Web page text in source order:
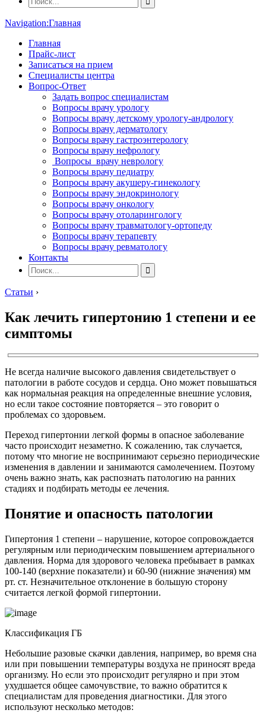
Navigation:Главная
Главная
Прайс-лист
Записаться на прием
Специалисты центра
Вопрос-Ответ
Задать вопрос специалистам
Вопросы врачу урологу
Вопросы врачу детскому урологу-андрологу
Вопросы врачу дерматологу
Вопросы врачу гастроэнтерологу
Вопросы врачу нефрологу
Вопросы врачу неврологу
Вопросы врачу педиатру
Вопросы врачу акушеру-гинекологу
Вопросы врачу эндокринологу
Вопросы врачу онкологу
Вопросы врачу отоларингологу
Вопросы врачу травматологу-ортопеду
Вопросы врачу терапевту
Вопросы врачу ревматологу
Контакты
Статьи ›
Как лечить гипертонию 1 степени и ее
симптомы
Не всегда наличие высокого давления свидетельствует о
патологии в работе сосудов и сердца. Оно может повышаться
как нормальная реакция на определенные внешние условия,
но если такое состояние повторяется – это говорит о
проблемах со здоровьем.
Переход гипертонии легкой формы в опасное заболевание
часто происходит незаметно. К сожалению, так случается,
потому что многие не воспринимают серьезно периодические
изменения в давлении и занимаются самолечением. Поэтому
очень важно знать, как распознать патологию на ранних
стадиях и подбирать методы ее лечения.
Понятие и опасность патологии
Гипертония 1 степени – нарушение, которое сопровождается
регулярным или периодическим повышением артериального
давления. Норма для здорового человека пребывает в рамках
100-140 (верхние показатели) и 60-90 (нижние значения) мм
рт. ст. Незначительное отклонение в большую сторону
считается легкой формой гипертонии.
Классификация ГБ
Небольшие разовые скачки давления, например, во время сна
или при повышении температуры воздуха не приносят вреда
организму. Но если это происходит регулярно и при этом
ухудшается общее самочувствие, то важно обратится к
специалистам для проведения диагностики. Для этого
используют несколько методов: